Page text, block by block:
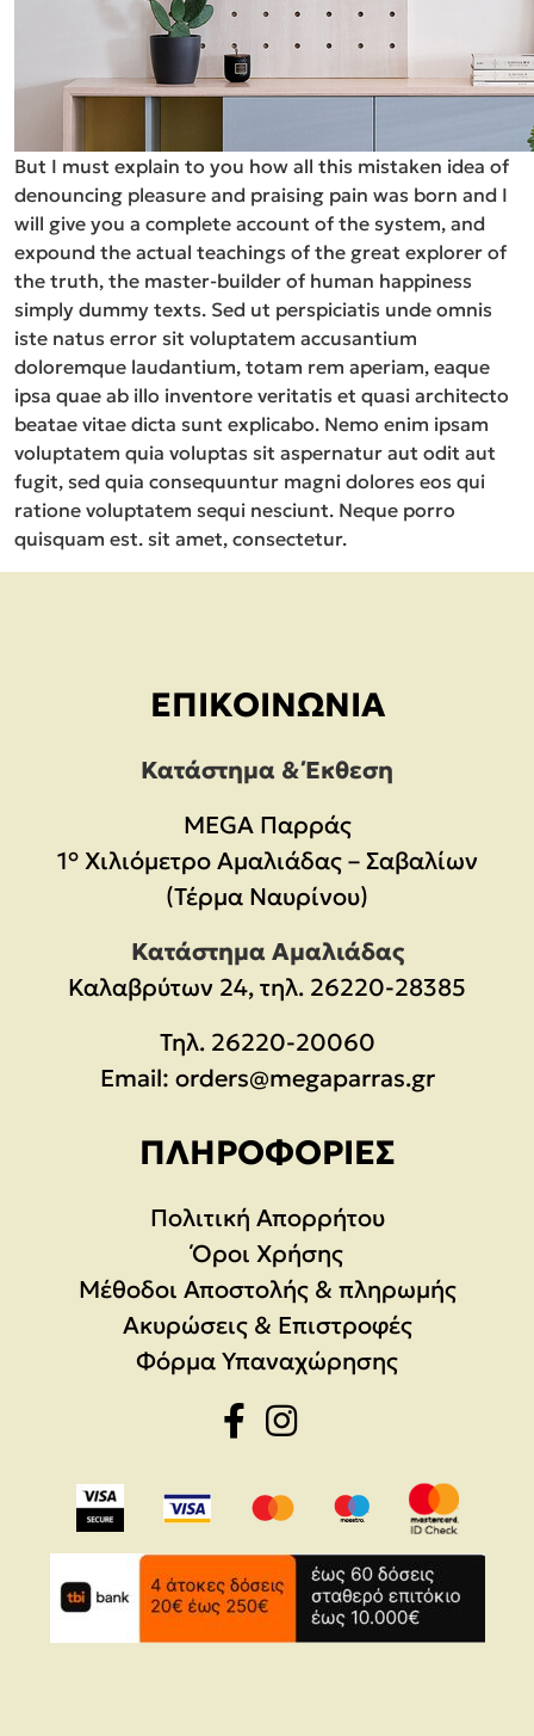
But I must explain to you how all this mistaken idea of
denouncing pleasure and praising pain was born and I
will give you a complete account of the system, and
expound the actual teachings of the great explorer of
the truth, the master-builder of human happiness
simply dummy texts. Sed ut perspiciatis unde omnis
iste natus error sit voluptatem accusantium
doloremque laudantium, totam rem aperiam, eaque
ipsa quae ab illo inventore veritatis et quasi architecto
beatae vitae dicta sunt explicabo. Nemo enim ipsam
voluptatem quia voluptas sit aspernatur aut odit aut
fugit, sed quia consequuntur magni dolores eos qui
ratione voluptatem sequi nesciunt. Neque porro
quisquam est. sit amet, consectetur.
ΕΠΙΚΟΙΝΩΝΊΑ
Κατάστημα & Έκθεση
MEGA Παρράς
1° Χιλιόμετρο Αμαλιάδας – Σαβαλίων
(Τέρμα Ναυρίνου)
Κατάστημα Αμαλιάδας
Καλαβρύτων 24, τηλ. 26220-28385
Τηλ. 26220-20060
Email: orders@megaparras.gr
ΠΛΗΡΟΦΟΡΊΕΣ
Πολιτική Απορρήτου
Όροι Χρήσης
Μέθοδοι Αποστολής & πληρωμής
Ακυρώσεις & Επιστροφές
Φόρμα Υπαναχώρησης